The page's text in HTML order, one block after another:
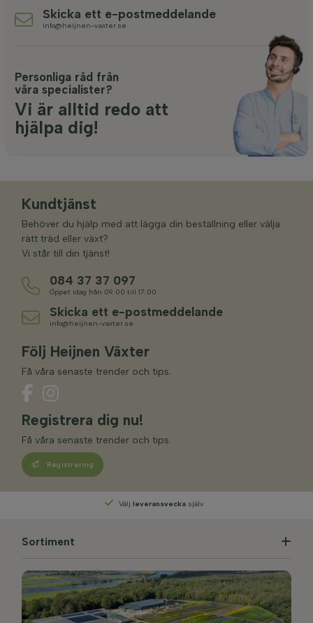
Skicka ett e-postmeddelande
info@heijnen-vaxter.se
Personliga råd från
våra specialister?
Vi är alltid redo att
hjälpa dig!
Kundtjänst
Behöver du hjälp med att lägga din beställning eller välja
rätt träd eller växt?
Vi står till din tjänst!
084 37 37 097
Öppet idag från 09:00 till 17:00
Skicka ett e-postmeddelande
info@heijnen-vaxter.se
Följ Heijnen Växter
Få våra senaste trender och tips.
Registrera dig nu!
Få våra senaste trender och tips.
Registrering
Välj leveransvecka själv
Sortiment